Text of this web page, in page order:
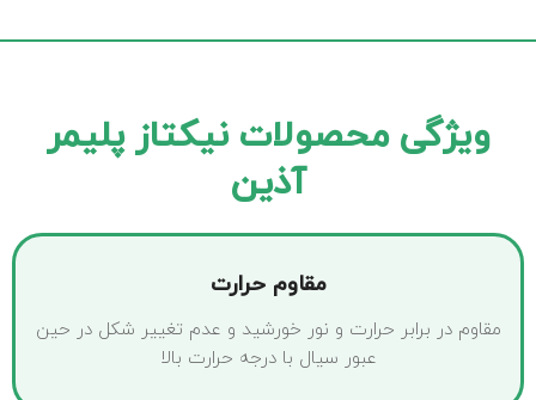
ویژگی محصولات نیکتاز پلیمر
آذین
مقاوم حرارت
مقاوم در برابر حرارت و نور خورشید و عدم تغییر شکل در حین
عبور سیال با درجه حرارت بالا